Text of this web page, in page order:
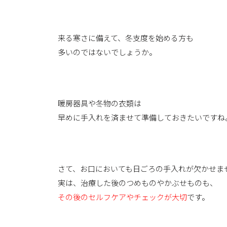
来る寒さに備えて、冬支度を始める方も
多いのではないでしょうか。
暖房器具や冬物の衣類は
早めに手入れを済ませて準備しておきたいですね
さて、お口においても日ごろの手入れが欠かせま
実は、治療した後のつめものやかぶせものも、
その後のセルフケアやチェックが大切です。